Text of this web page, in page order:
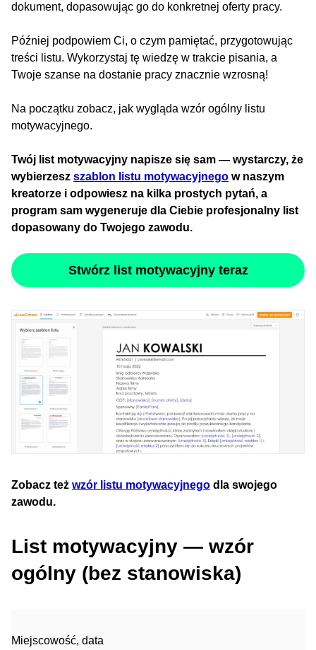
dokument, dopasowując go do konkretnej oferty pracy.
Później podpowiem Ci, o czym pamiętać, przygotowując
treści listu. Wykorzystaj tę wiedzę w trakcie pisania, a
Twoje szanse na dostanie pracy znacznie wzrosną!
Na początku zobacz, jak wygląda wzór ogólny listu
motywacyjnego.
Twój list motywacyjny napisze się sam — wystarczy, że
wybierzesz szablon listu motywacyjnego w naszym
kreatorze i odpowiesz na kilka prostych pytań, a
program sam wygeneruje dla Ciebie profesjonalny list
dopasowany do Twojego zawodu.
Stwórz list motywacyjny teraz
Zobacz też wzór listu motywacyjnego dla swojego
zawodu.
List motywacyjny — wzór
ogólny (bez stanowiska)
Miejscowość, data